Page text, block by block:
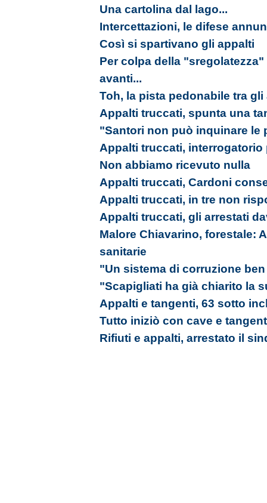
Una cartolina dal lago...
Intercettazioni, le difese
Così si spartivano gli appalti
Per colpa della
avanti...
Toh, la pista pedonabile tra
Appalti truccati, spunta una
"Santori non può inquinare le
Appalti truccati, interrogatorio
Non abbiamo ricevuto nulla
Appalti truccati, Cardoni
Appalti truccati, in tre non
Appalti truccati, gli arrestati
Malore Chiavarino, forestale:
sanitarie
"Un sistema di corruzione
"Scapigliati ha già chiarito la
Appalti e tangenti, 63 sotto
Tutto iniziò con cave e
Rifiuti e appalti, arrestato il